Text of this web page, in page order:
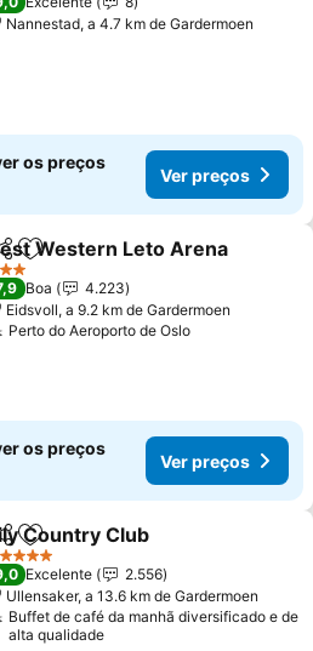
Nannestad, a 4.7 km de Gardermoen
os preços
Ver preços
Adicionar aos favoritos
Western Leto Arena
Boa
4.223
Eidsvoll, a 9.2 km de Gardermoen
Perto do Aeroporto de Oslo
os preços
Ver preços
Adicionar aos favoritos
Country Club
Excelente
2.556
Ullensaker, a 13.6 km de Gardermoen
Buffet de café da manhã diversificado e de
alta qualidade